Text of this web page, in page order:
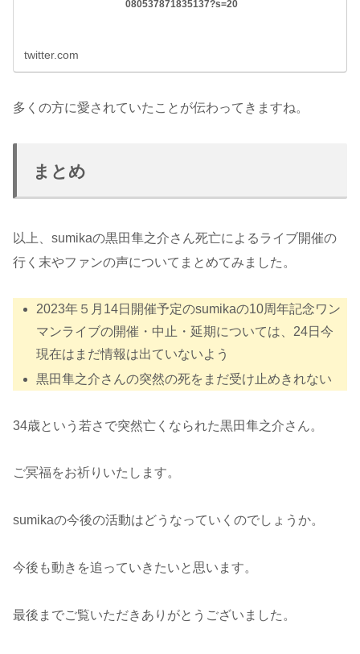
080537871835137?s=20
twitter.com
多くの方に愛されていたことが伝わってきますね。
まとめ
以上、sumikaの黒田隼之介さん死亡によるライブ開催の
行く末やファンの声についてまとめてみました。
2023年５月14日開催予定のsumikaの10周年記念ワン
マンライブの開催・中止・延期については、24日今
現在はまだ情報は出ていないよう
黒田隼之介さんの突然の死をまだ受け止めきれない
34歳という若さで突然亡くなられた黒田隼之介さん。
ご冥福をお祈りいたします。
sumikaの今後の活動はどうなっていくのでしょうか。
今後も動きを追っていきたいと思います。
最後までご覧いただきありがとうございました。